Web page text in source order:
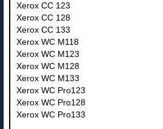
Xerox CC 123
Xerox CC 128
Xerox CC 133
Xerox WC M118
Xerox WC M123
Xerox WC M128
Xerox WC M133
Xerox WC Pro123
Xerox WC Pro128
Xerox WC Pro133